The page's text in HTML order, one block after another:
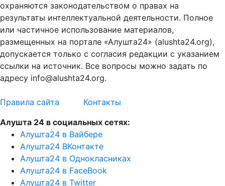
охраняются законодательством о правах на
результаты интеллектуальной деятельности. Полное
или частичное использование материалов,
размещенных на портале «Алушта24» (alushta24.org),
допускается только с согласия редакции с указанием
ссылки на источник. Все вопросы можно задать по
адресу info@alushta24.org.
Правила сайта
Контакты
Алушта 24 в социальных сетях:
Алушта24 в Вайбере
Алушта24 ВКонтакте
Алушта24 в Однокласниках
Алушта24 в FaceBook
Алушта24 в Twitter